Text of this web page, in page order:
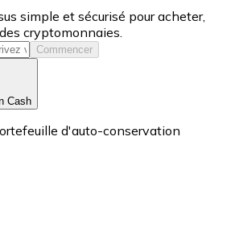
simple et sécurisé pour acheter,
cryptomonnaies.
Commencer
Cash
d'auto-conservation